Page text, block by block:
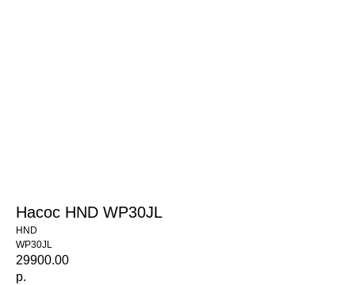
Насос HND WP30JL
HND
WP30JL
29900.00
р.